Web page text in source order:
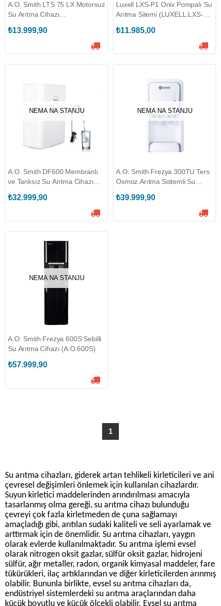
A.O. Smith LTS 75 LX Motorsuz
Su Arıtma Cihazı
₺13.999,90
Luxell LXS-P1 Onix Pompalı Su
Arıtma Sitemi (LUXELL.LXS-
₺11.985,00
NEMA NA STANJU
A.O. Smith DF600 Membranlı
ve Tanksız Su Arıtma Cihazı
₺32.999,90
NEMA NA STANJU
A.O. Smith Frezya 300TU Ters
Osmoz Arıtma Sistemli Su
₺39.999,90
NEMA NA STANJU
A.O. Smith Frezya 600S Sebilli
Su Arıtma Cihazı (A.O.600S)
₺57.999,90
1
Su arıtma cihazları, giderek artan tehlikeli kirleticileri ve ani
çevresel değişimleri önlemek için kullanılan cihazlardır.
Suyun kirletici maddelerinden arındırılması amacıyla
tasarlanmış olma gereği, su arıtma cihazı bulunduğu
çevreyi çok fazla kirletmeden de çuna sağlamayı
amaçladığı gibi, arıtılan sudaki kaliteli ve seli ayarlamak ve
arttırmak için de önemlidir. Su arıtma cihazları, yaygın
olarak evlerde kullanılmaktadır. Su arıtma işlemi evsel
olarak nitrogen oksit gazlar, sülfür oksit gazlar, hidrojeni
sülfür, ağır metaller, radon, organik kimyasal maddeler, fare
tükürükleri, ilaç artıklarından ve diğer kirleticilerden arınmış
olabilir. Bununla birlikte, evsel su arıtma cihazları da,
endüstriyel sistemlerdeki su arıtma araçlarından daha
küçük boyutlu ve küçük ölçekli olabilir. Evsel su arıtma